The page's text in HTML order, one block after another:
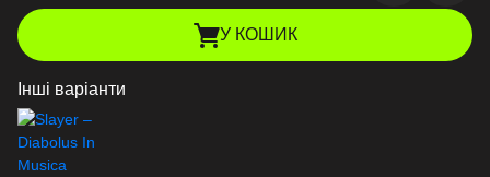
У КОШИК
Інші варіанти